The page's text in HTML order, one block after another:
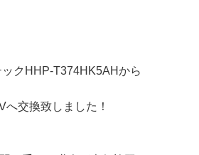
クHHP-T374HK5AHから
へ交換致しました！